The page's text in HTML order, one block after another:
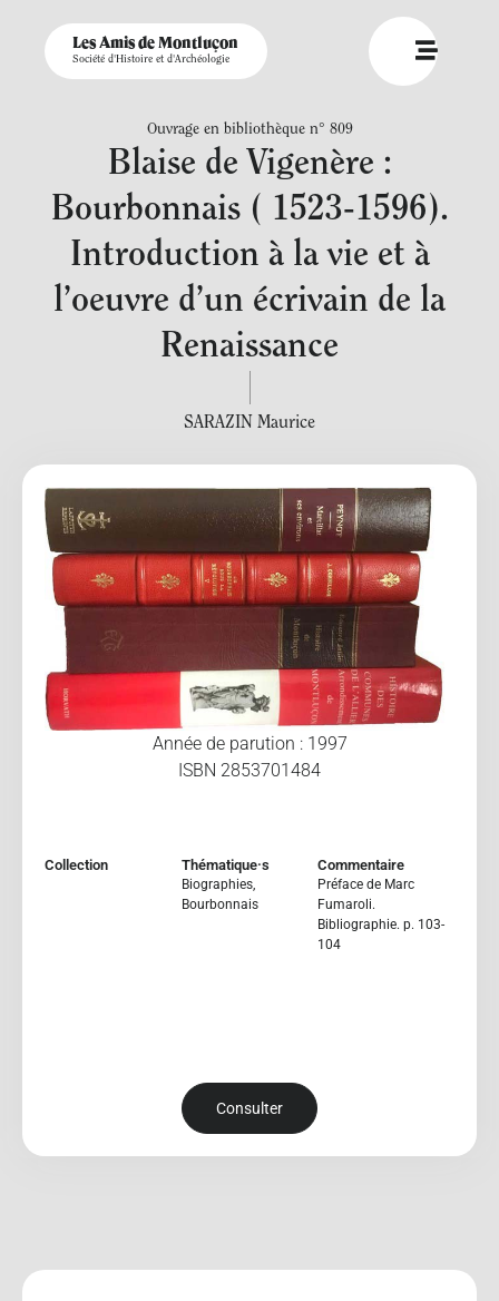
Les Amis de Montluçon
Société d'Histoire et d'Archéologie
Ouvrage en bibliothèque n° 809
Blaise de Vigenère :
Bourbonnais ( 1523-1596).
Introduction à la vie et à
l’oeuvre d’un écrivain de la
Renaissance
SARAZIN Maurice
Année de parution : 1997
ISBN 2853701484
Collection Thématique·s
Biographies,
Bourbonnais
Commentaire
Préface de Marc
Fumaroli.
Bibliographie. p. 103-
104
Consulter